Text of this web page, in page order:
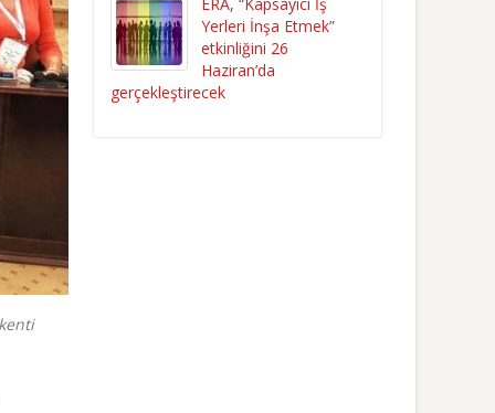
Yerleri İnşa Etmek”
etkinliğini 26
Haziran’da
gerçekleştirecek